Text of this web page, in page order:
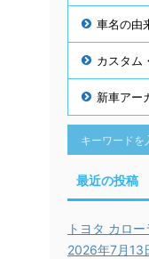
車名の由
カスタム
新車アー
最近の投稿
トヨタ カロ
2026年7月13